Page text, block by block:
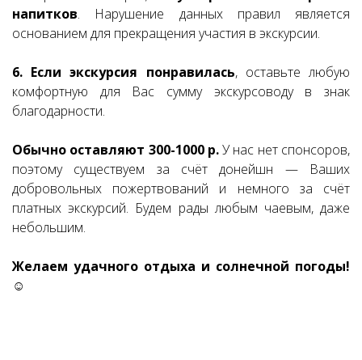
напитков. Нарушение данных правил является
основанием для прекращения участия в экскурсии.
6. Если экскурсия понравилась, оставьте любую
комфортную для Вас сумму экскурсоводу в знак
благодарности.
Обычно оставляют 300-1000 р.У нас нет спонсоров,
поэтому существуем за счёт донейшн — Ваших
добровольных пожертвований и немного за счёт
платных экскурсий. Будем рады любым чаевым, даже
небольшим.
Желаем удачного отдыха и солнечной погоды!
☺